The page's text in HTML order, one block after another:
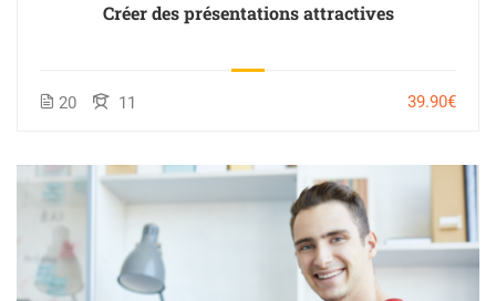
Créer des présentations attractives
20 11 39.90€